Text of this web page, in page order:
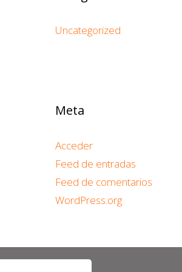
Uncategorized
Meta
Acceder
Feed de entradas
Feed de comentarios
WordPress.org